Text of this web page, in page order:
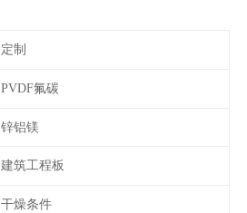
定制
PVDF氟碳
锌铝镁
建筑工程板
干燥条件